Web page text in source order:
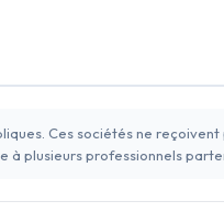
Ces sociétés ne
à plusieurs professionnels